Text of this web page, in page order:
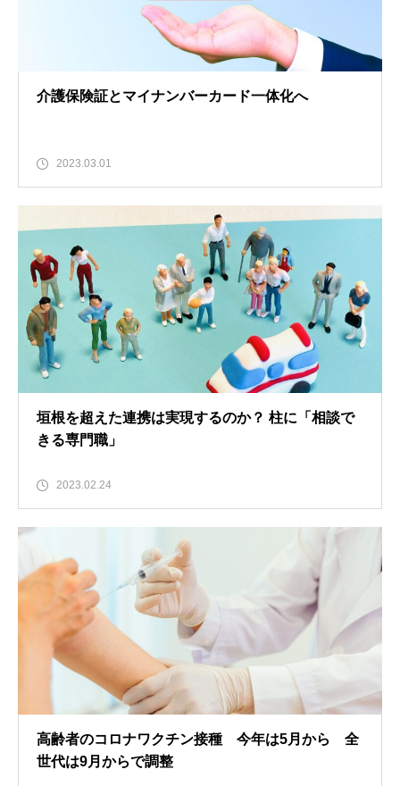
介護保険証とマイナンバーカード一体化へ
2023.03.01
垣根を超えた連携は実現するのか？ 柱に「相談で
きる専門職」
2023.02.24
高齢者のコロナワクチン接種 今年は5月から 全
世代は9月からで調整